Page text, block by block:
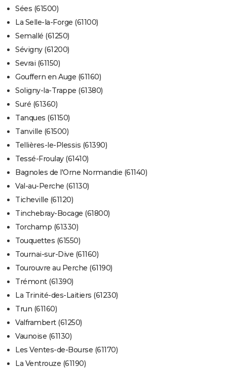
Sées (61500)
La Selle-la-Forge (61100)
Semallé (61250)
Sévigny (61200)
Sevrai (61150)
Gouffern en Auge (61160)
Soligny-la-Trappe (61380)
Suré (61360)
Tanques (61150)
Tanville (61500)
Tellières-le-Plessis (61390)
Tessé-Froulay (61410)
Bagnoles de l'Orne Normandie (61140)
Val-au-Perche (61130)
Ticheville (61120)
Tinchebray-Bocage (61800)
Torchamp (61330)
Touquettes (61550)
Tournai-sur-Dive (61160)
Tourouvre au Perche (61190)
Trémont (61390)
La Trinité-des-Laitiers (61230)
Trun (61160)
Valframbert (61250)
Vaunoise (61130)
Les Ventes-de-Bourse (61170)
La Ventrouze (61190)